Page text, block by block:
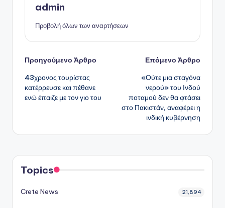
admin
Προβολή όλων των αναρτήσεων
Πλοήγηση
δημοσιεύσεων
Προηγούμενο Άρθρο
43χρονος τουρίστας
κατέρρευσε και πέθανε
ενώ έπαιζε με τον γιο του
Επόμενο Άρθρο
«Ούτε μια σταγόνα
νερού» του Ινδού
ποταμού δεν θα φτάσει
στο Πακιστάν, αναφέρει η
ινδική κυβέρνηση
Topics
Crete News 21,894